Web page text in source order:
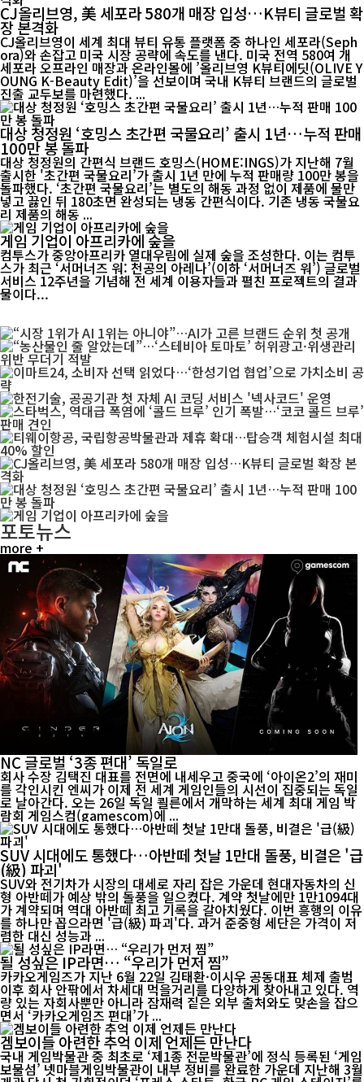
CJ올리브영, 美 세포라 580개 매장 입성…K뷰티 글로벌 확
장 본격화
CJ올리브영이 세계 최대 뷰티 유통 플랫폼 중 하나인 세포라(Seph
ora)와 손잡고 미국 시장 공략에 속도를 낸다. 미국 전역 580여 개
세포라 오프라인 매장과 온라인몰에 ’올리브영 K뷰티에딧(OLIVE Y
OUNG K-Beauty Edit)’을 선보이며 국내 K뷰티 브랜드의 글로벌
진출 교두보를 마련했다. ...
대상 청정원 ‘호밍스 초간편 국물요리’ 출시 1년…누적 판매
100만 봉 돌파
대상 청정원의 간편식 브랜드 호밍스(HOME:INGS)가 지난해 7월
출시한 '초간편 국물요리’가 출시 1년 만에 누적 판매량 100만 봉을
돌파했다. ‘초간편 국물요리’는 별도의 해동 과정 없이 제품에 물만
넣고 끓인 뒤 180초면 완성되는 냉동 간편식이다. 기존 냉동 국물요
리 제품의 해동 ...
게임 기업이 아프리카에 숲을
컴투스가 중앙아프리카 열대우림에 실제 숲을 조성한다. 이는 컴투
스가 최근 ‘서머너즈 워: 천공의 아레나’(이하 ‘서머너즈 워’) 글로벌
서비스 12주년을 기념해 전 세계 이용자들과 펼친 프로젝트의 결과
물이다...
포토뉴스
more +
NC 글로벌 ‘3종 편대’ 독일로
회사 수장 김택진 대표를 전면에 내세우고 중국에 ‘아이온2’의 재미
를 각인시킨 엔씨가 이제 전 세계 게임인들의 시선이 집중되는 독일
로 날아간다. 오는 26일 독일 쾰른에서 개막하는 세계 최대 게임 박
람회 게임스컴(gamescom)에 ...
SUV 시대에도 통했다…아반떼 첫날 1만대 돌풍, 비결은 '급
(級) 파괴'
SUV와 전기차가 시장의 대세로 자리 잡은 가운데 현대자동차의 신
형 아반떼가 예상 밖의 돌풍을 일으켰다. 계약 첫날에만 1만1094대
가 계약되며 역대 아반떼 최고 기록을 갈아치웠다. 이번 흥행의 이유
를 하나만 꼽으라면 '급(級) 파괴'다. 과거 준중형 세단은 가격이 저
렴한 대신 성능과 ...
될 성싶은 IP라면… “우리가 먼저 찜”
카카오게임즈가 지난 6월 22일 김태환·이시우 공동대표 체제 출범
이후 회사 안팎에서 차세대 먹을거리를 다양하게 찾아내고 있다. 역
량 있는 자회사뿐만 아니라 잠재력 짙은 외부 출처와도 맞손을 잡으
면서 ‘카카오게임즈 편대’가 ...
겜보이들 아련한 추억 이제 언제든 만난다
국내 게임박물관 중 최초로 ‘제1종 전문박물관’에 정식 등록된 ‘게임
보물섬’ 넷마블게임박물관이 내부 정비를 완료한 가운데 지난해 3월